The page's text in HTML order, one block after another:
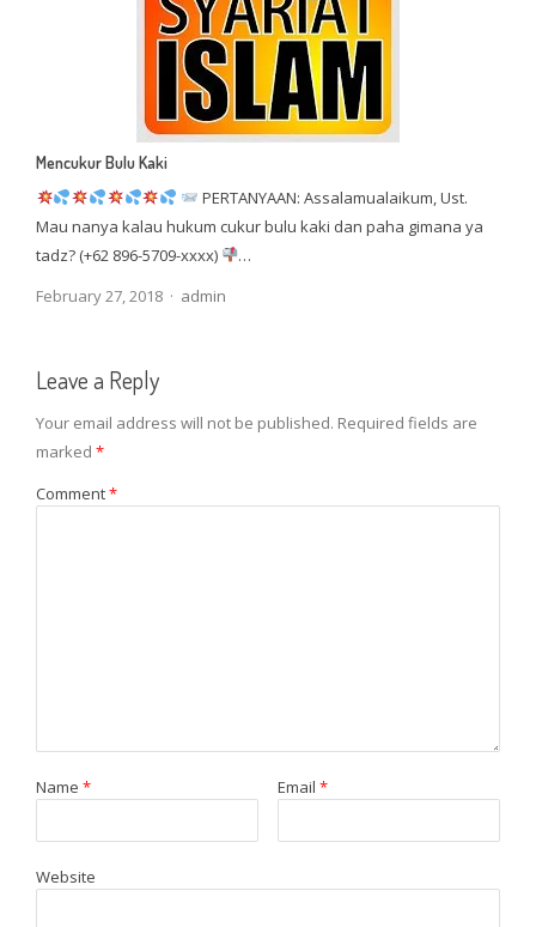
Mencukur Bulu Kaki
PERTANYAAN: Assalamualaikum, Ust.
Mau nanya kalau hukum cukur bulu kaki dan paha gimana ya
tadz? (+62 896-5709-xxxx)
…
February 27, 2018
Author
admin
Leave a Reply
Your email address will not be published. Required fields are
marked *
Comment*
Name * Email *
Website